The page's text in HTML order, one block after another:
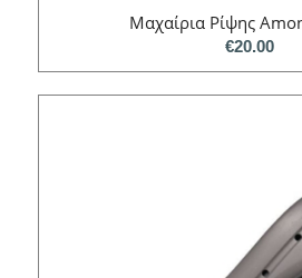
Μαχαίρια Ρίψης
€20.00